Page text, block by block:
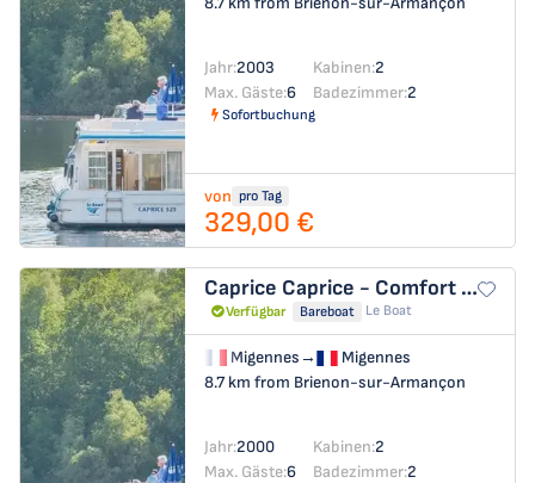
Jahr:2003 Kabinen:2
Max. Gäste:6 Badezimmer:2
Sofortbuchung
von pro Tag
329,00 €
Caprice Caprice - Comfort 10
Verfügbar Bareboat Le Boat
Migennes→
Migennes
8.7 km from Brienon-sur-Armançon
Jahr:2000 Kabinen:2
Max. Gäste:6 Badezimmer:2